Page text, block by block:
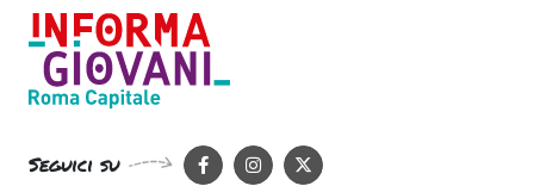
Seguici su